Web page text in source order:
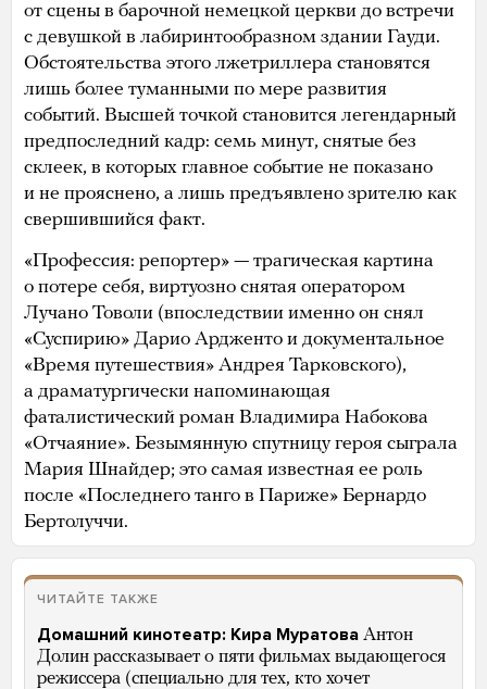
от сцены в барочной немецкой церкви до встречи
с девушкой в лабиринтообразном здании Гауди.
Обстоятельства этого лжетриллера становятся
лишь более туманными по мере развития
событий. Высшей точкой становится легендарный
предпоследний кадр: семь минут, снятые без
склеек, в которых главное событие не показано
и не прояснено, а лишь предъявлено зрителю как
свершившийся факт.
«Профессия: репортер» — трагическая картина
о потере себя, виртуозно снятая оператором
Лучано Товоли (впоследствии именно он снял
«Суспирию» Дарио Ардженто и документальное
«Время путешествия» Андрея Тарковского),
а драматургически напоминающая
фаталистический роман Владимира Набокова
«Отчаяние». Безымянную спутницу героя сыграла
Мария Шнайдер; это самая известная ее роль
после «Последнего танго в Париже» Бернардо
Бертолуччи.
ЧИТАЙТЕ ТАКЖЕ
Домашний кинотеатр: Кира Муратова Антон
Долин рассказывает о пяти фильмах выдающегося
режиссера (специально для тех, кто хочет